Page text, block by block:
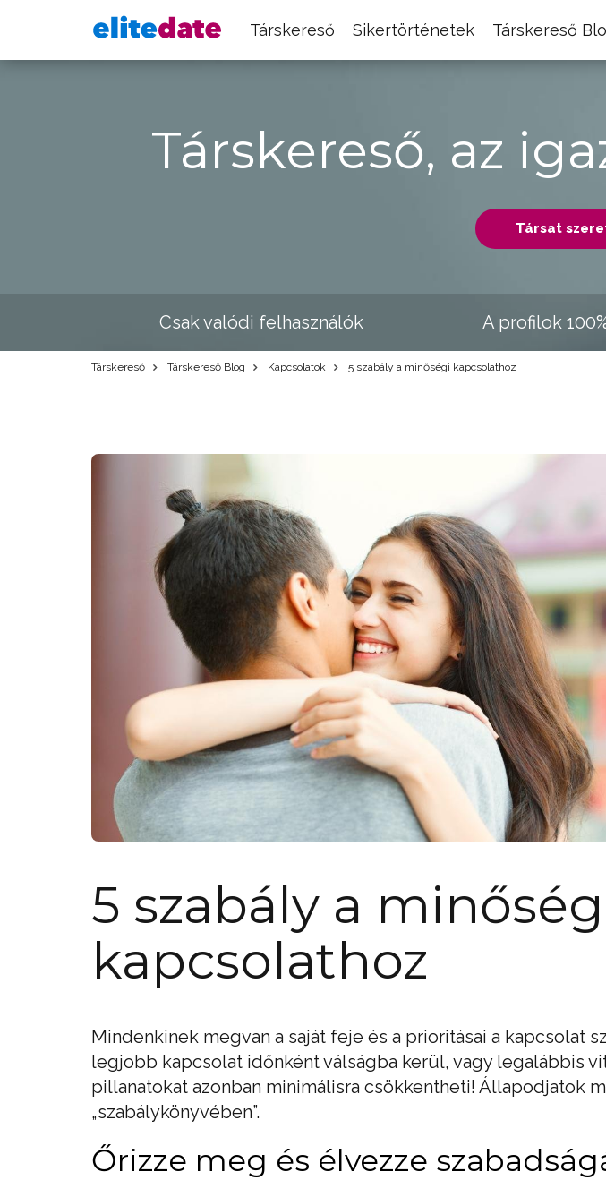
Társkereső Sikertörténetek Társkereső
Társkereső, az
Társat
Csak valódi felhasználók A profilok
Társkereső Társkereső Blog Kapcsolatok 5 szabály a minőségi kapcsolathoz
5 szabály a
kapcsolathoz
Mindenkinek megvan a saját feje és a prioritásai a kapcsolat
legjobb kapcsolat időnként válságba kerül, vagy legalábbis
pillanatokat azonban minimálisra csökkentheti! Állapodjatok
„szabálykönyvében”.
Őrizze meg és élvezze